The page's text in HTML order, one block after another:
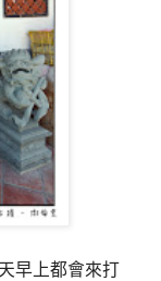
早上都會來打